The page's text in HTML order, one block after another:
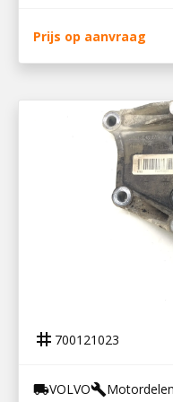
Prijs op aanvraag
STEUN
tag 700121023
local_shippingVOLVObuildMotordelen